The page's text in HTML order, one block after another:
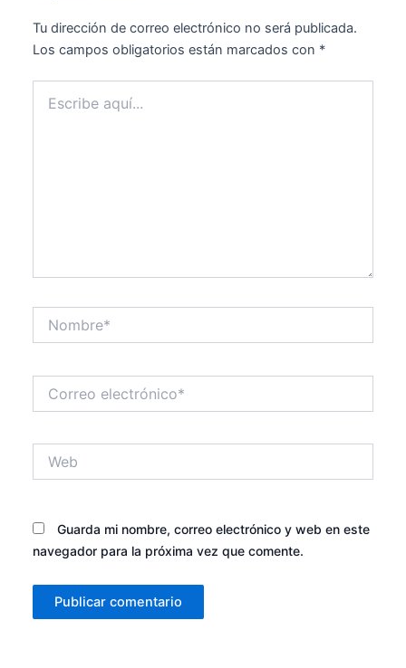
Tu dirección de correo electrónico no será publicada.
Los campos obligatorios están marcados con *
aquí...
electrónico*
Guarda mi nombre, correo electrónico y web en este
navegador para la próxima vez que comente.